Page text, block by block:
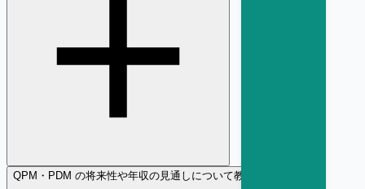
QPM・PDM の将来性や年収の見通しについて教えてください